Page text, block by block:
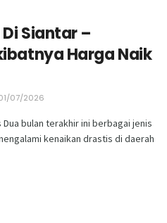
Siantar –
Harga Naik
07/2026
Dua bulan terakhir ini berbagai jenis
kenaikan drastis di daerah